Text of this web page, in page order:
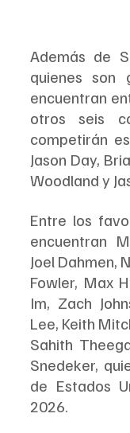
Además de
quienes son
encuentran
otros seis
competirán
Jason Day,
Woodland y
Entre los
encuentran
Joel Dahmen,
Fowler, Max
Im, Zach
Lee, Keith
Sahith
Snedeker,
de Estados
2026.